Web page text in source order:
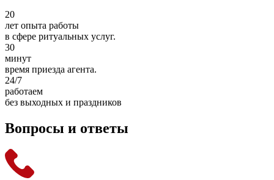
20
лет опыта работы
в сфере ритуальных услуг.
30
минут
время приезда агента.
24/7
работаем
без выходных и праздников
Вопросы и ответы